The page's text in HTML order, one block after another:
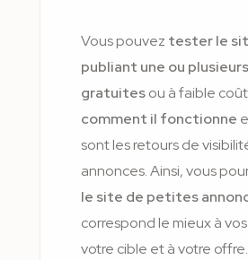
Vous pouvez tester le
publiant une ou
gratuitesou à faible
comment il fonctionne
sont les retours de
annonces. Ainsi, vous
le site de petites
correspond le mieux à
votre cible et à votre offre.